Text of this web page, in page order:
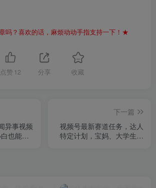
吗？喜欢的话，麻烦动动手指支持一下！★
点赞 12 分享 收藏
异事视频
也能日
下一篇
视频号最新赛道任务，达人
特定计划，宝妈、大学生、